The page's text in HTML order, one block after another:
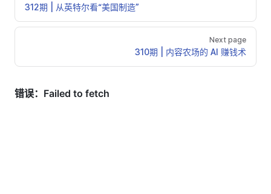
312期 | 从英特尔看“美国制造”
Next page
310期 | 内容农场的 AI 赚钱术